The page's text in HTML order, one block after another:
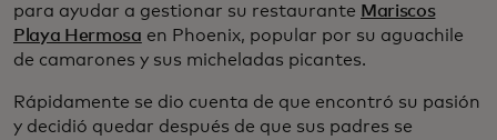
para ayudar a gestionar su restaurante Mariscos
Playa Hermosa en Phoenix, popular por su aguachile
de camarones y sus micheladas picantes.
Rápidamente se dio cuenta de que encontró su pasión
y decidió quedar después de que sus padres se